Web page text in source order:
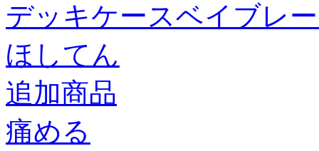
デッキケースベイブレ
ほしてん
追加商品
痛める